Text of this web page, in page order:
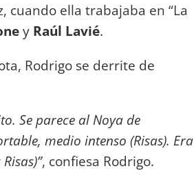
cuando ella trabajaba en “La
y Raúl Lavié.
Rodrigo se derrite de
Se parece al Noya de
medio intenso (Risas). Era
, confiesa Rodrigo.